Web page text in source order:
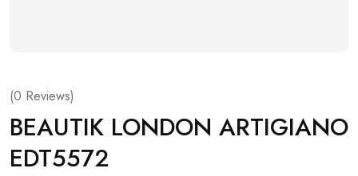
(0 Reviews)
BEAUTIK LONDON ARTIGIANO
EDT5572